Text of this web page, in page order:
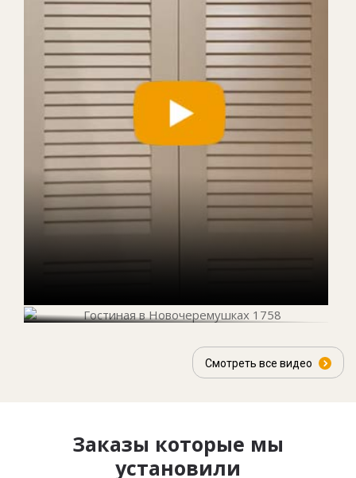
Смотреть все видео
Заказы которые мы
установили